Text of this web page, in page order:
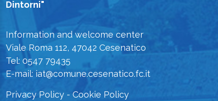
Dintorni"
Information and welcome center
Viale Roma 112, 47042 Cesenatico
Tel: 0547 79435
E-mail: iat@comune.cesenatico.fc.it
Privacy Policy - Cookie Policy